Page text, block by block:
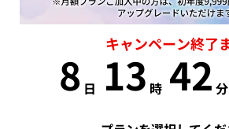
キャンペーン終了
8 日 13 時 42 分